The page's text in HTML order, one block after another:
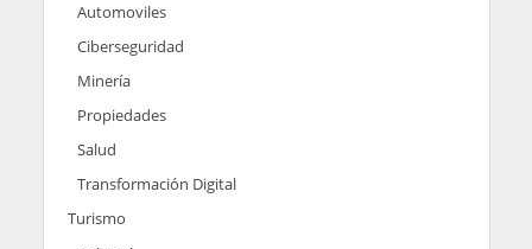
Automoviles
Ciberseguridad
Minería
Propiedades
Salud
Transformación Digital
Turismo